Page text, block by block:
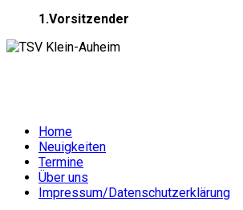
1.Vorsitzender
Home
Neuigkeiten
Termine
Über uns
Impressum/Datenschutzerklärung